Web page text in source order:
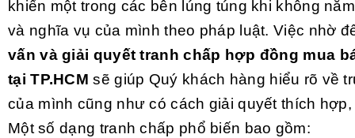
khiến một trong các bên lúng túng khi không
và nghĩa vụ của mình theo pháp luật. Việc nhờ
vấn và giải quyết tranh chấp hợp đồng mua
tại TP.HCM sẽ giúp Quý khách hàng hiểu rõ về
của mình cũng như có cách giải quyết thích
Một số dạng tranh chấp phổ biến bao gồm: